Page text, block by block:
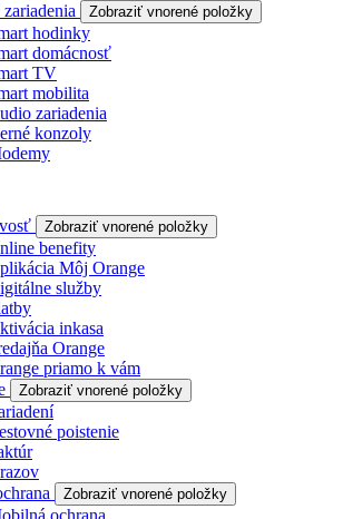
Zobraziť vnorené položky
hodinky
domácnosť
TV
mobilita
zariadenia
konzoly
Zobraziť vnorené položky
benefity
Môj Orange
služby
inkasa
Orange
priamo k vám
Zobraziť vnorené položky
poistenie
Zobraziť vnorené položky
ochrana